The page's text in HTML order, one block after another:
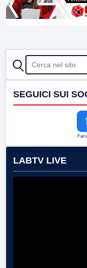
CERCA
SEGUICI SUI
LABTV LIVE